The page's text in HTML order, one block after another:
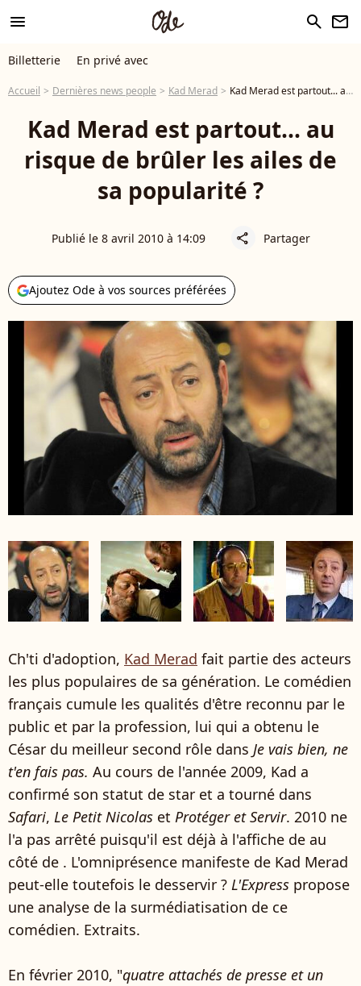
menu search newsletter
Billetterie En privé avec
Accueil Dernières news people Kad Merad Kad Merad est partout... au risque de brûler les ailes de sa popularité ?
Kad Merad est partout... au
risque de brûler les ailes de
sa popularité ?
Publié le 8 avril 2010 à 14:09 share Partager
Ajoutez Ode à vos sources préférées
Ch'ti d'adoption, Kad Merad fait partie des acteurs
les plus populaires de sa génération. Le comédien
français cumule les qualités d'être reconnu par le
public et par la profession, lui qui a obtenu le
César du meilleur second rôle dans Je vais bien, ne
t'en fais pas. Au cours de l'année 2009, Kad a
confirmé son statut de star et a tourné dans
Safari, Le Petit Nicolas et Protéger et Servir. 2010 ne
l'a pas arrêté puisqu'il est déjà à l'affiche de au
côté de . L'omniprésence manifeste de Kad Merad
peut-elle toutefois le desservir ? L'Express propose
une analyse de la surmédiatisation de ce
comédien. Extraits.
En février 2010, "quatre attachés de presse et un